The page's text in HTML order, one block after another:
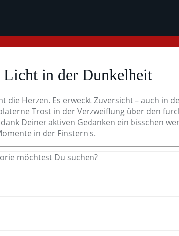
Licht in der Dunkelheit
Herzen. Es erweckt Zuversicht – auch in
Trost in der Verzweiflung über den
Deiner aktiven Gedanken ein bisschen
in der Finsternis.
möchtest Du suchen?